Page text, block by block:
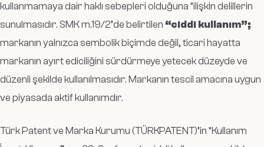
kullanmamaya dair haklı sebepleri olduğuna “ilişkin delillerin
sunulmasıdır. SMK m.19/2’de belirtilen “ciddi kullanım”;
markanın yalnızca sembolik biçimde değil, ticari hayatta
markanın ayırt ediciliğini sürdürmeye yetecek düzeyde ve
düzenli şekilde kullanılmasıdır. Markanın tescil amacına uygun
ve piyasada aktif kullanımdır.
Türk Patent ve Marka Kurumu (TÜRKPATENT)’in “Kullanım